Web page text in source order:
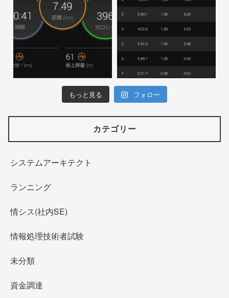
もっと見る フォロー
カテゴリー
システムアーキテクト
ランニング
情シス(社内SE)
情報処理技術者試験
未分類
資金調達